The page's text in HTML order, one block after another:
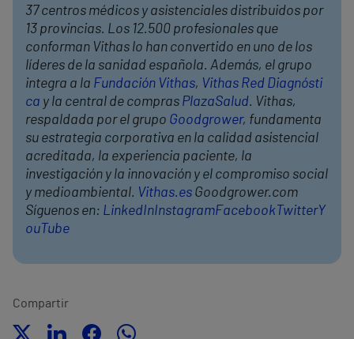
37 centros médicos y asistenciales distribuidos por
13 provincias. Los 12.500 profesionales que
conforman Vithas lo han convertido en uno de los
líderes de la sanidad española. Además, el grupo
integra a la Fundación Vithas, Vithas Red Diagnósti
ca y la central de compras PlazaSalud. Vithas,
respaldada por el grupo Goodgrower, fundamenta
su estrategia corporativa en la calidad asistencial
acreditada, la experiencia paciente, la
investigación y la innovación y el compromiso social
y medioambiental. Vithas.es Goodgrower.com
Síguenos en: LinkedInInstagramFacebook TwitterY
ouTube
Compartir